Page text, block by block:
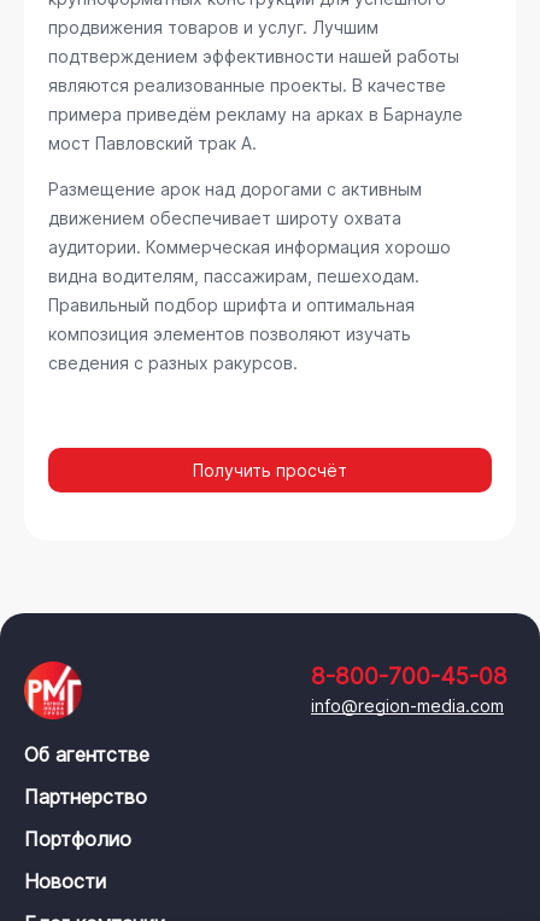
продвижения товаров и услуг. Лучшим
подтверждением эффективности нашей работы
являются реализованные проекты. В качестве
примера приведём рекламу на арках в Барнауле
мост Павловский трак А.
Размещение арок над дорогами с активным
движением обеспечивает широту охвата
аудитории. Коммерческая информация хорошо
видна водителям, пассажирам, пешеходам.
Правильный подбор шрифта и оптимальная
композиция элементов позволяют изучать
сведения с разных ракурсов.
Получить просчёт
8-800-700-45-08
info@region-media.com
Об агентстве
Партнерство
Портфолио
Новости